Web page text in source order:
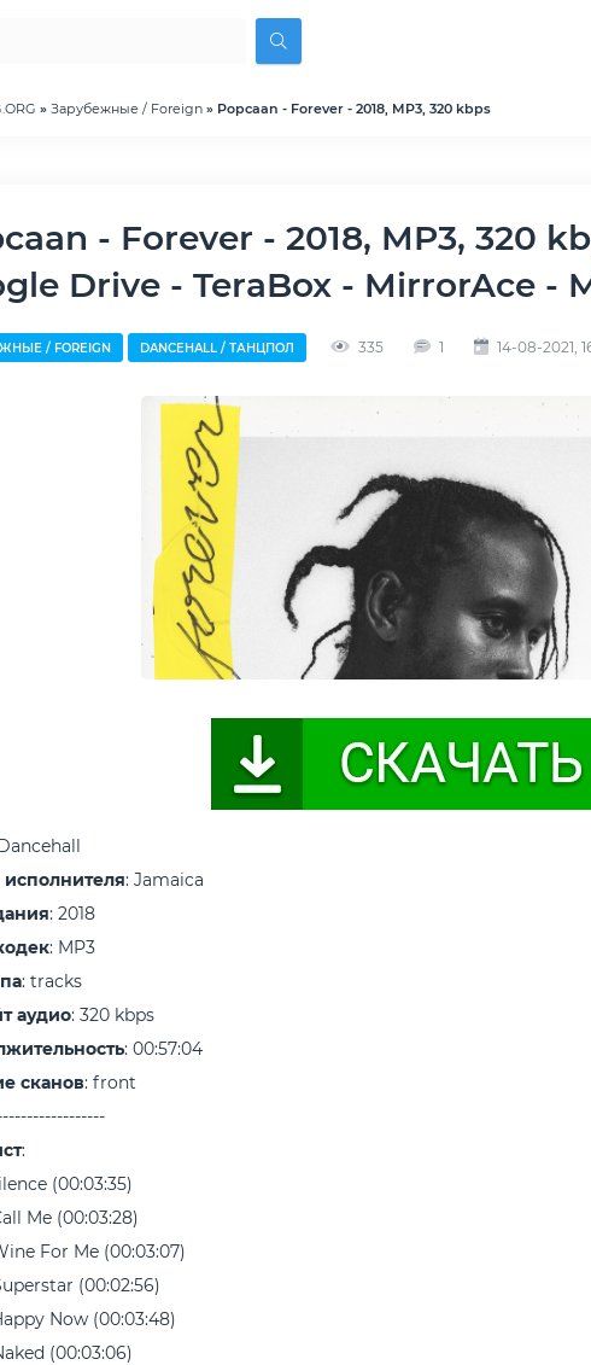
» Зарубежные / Foreign » Popcaan - Forever - 2018, MP3, 320 kbps
Drive - TeraBox - MirrorAce -
/ FOREIGN DANCEHALL / ТАНЦПОЛ 335 1 14-08-2021,
исполнителя: Jamaica
: 2018
: MP3
: tracks
аудио: 320 kbps
: 00:57:04
сканов: front
:
(00:03:35)
Me (00:03:28)
For Me (00:03:07)
(00:02:56)
Now (00:03:48)
(00:03:06)